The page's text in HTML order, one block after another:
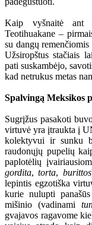
Kaip vyšnaitė ant
Teotihuakane –
su dangų
Užsiropštus stačiais
pati suskambėjo,
kad netrukus metas
Spalvingą Meksikos
Sugrįžus pasakoti
virtuvė yra įtraukta į
kolektyvui ir sunku
raudonųjų pupelių
paplotėlių
gordita, torta, burittos
lepintis egzotiška
kurie nulupti
mišinio (vadinami
gvajavos ragavome